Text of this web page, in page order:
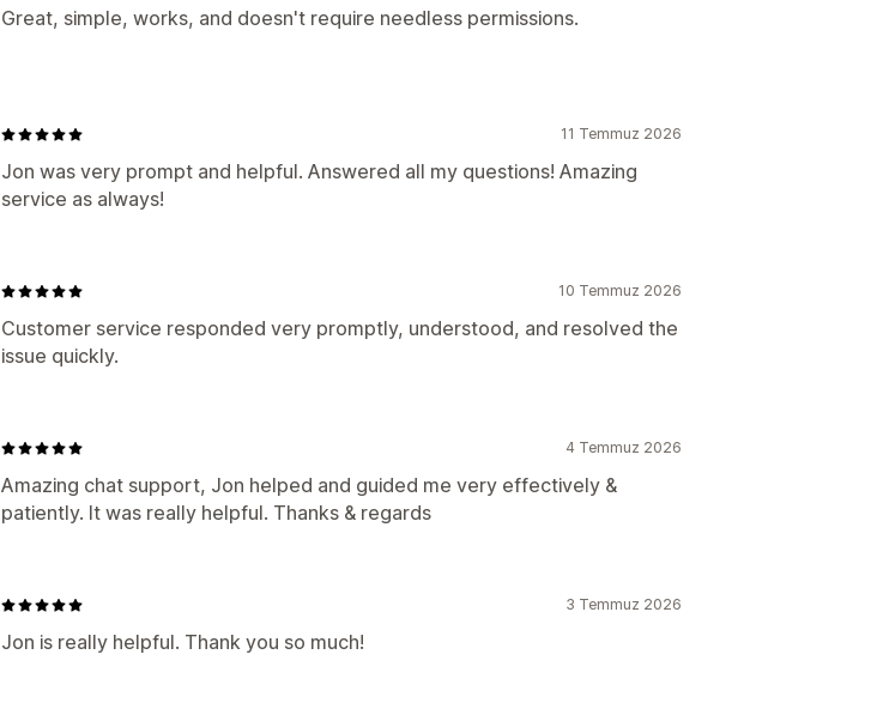
Great, simple, works, and doesn't require needless permissions.
11 Temmuz 2026
Jon was very prompt and helpful. Answered all my questions! Amazing
service as always!
10 Temmuz 2026
Customer service responded very promptly, understood, and resolved the
issue quickly.
4 Temmuz 2026
Amazing chat support, Jon helped and guided me very effectively &
patiently. It was really helpful. Thanks & regards
3 Temmuz 2026
Jon is really helpful. Thank you so much!